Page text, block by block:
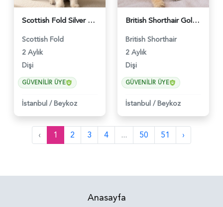
Scottish Fold Silver Tabby Dişi - 5225
Scottish Fold
2 Aylık
Dişi
GÜVENILIR ÜYE
İstanbul / Beykoz
British Shorthair Golden Muhteşem Yavrumuz - 5226
British Shorthair
2 Aylık
Dişi
GÜVENILIR ÜYE
İstanbul / Beykoz
‹ 1 2 3 4 ... 50 51 ›
Anasayfa